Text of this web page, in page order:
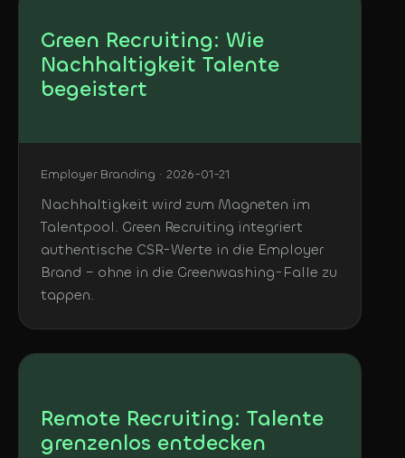
Green Recruiting: Wie
Nachhaltigkeit Talente
begeistert
Employer Branding · 2026-01-21
Nachhaltigkeit wird zum Magneten im
Talentpool. Green Recruiting integriert
authentische CSR-Werte in die Employer
Brand – ohne in die Greenwashing-Falle zu
tappen.
Remote Recruiting: Talente
grenzenlos entdecken